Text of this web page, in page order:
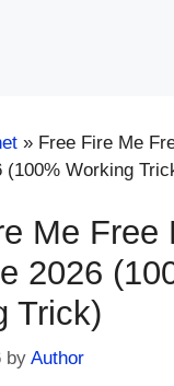
» Free Fire Me
(100% Working
Me Free
2026
Trick)
by Author